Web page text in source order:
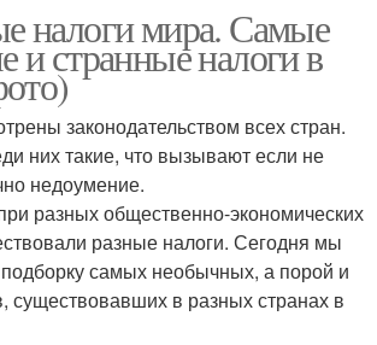
налоги мира. Самые
и странные налоги в
законодательством всех стран.
них такие, что вызывают если не
недоумение.
разных общественно-экономических
разные налоги. Сегодня мы
самых необычных, а порой и
существовавших в разных странах в